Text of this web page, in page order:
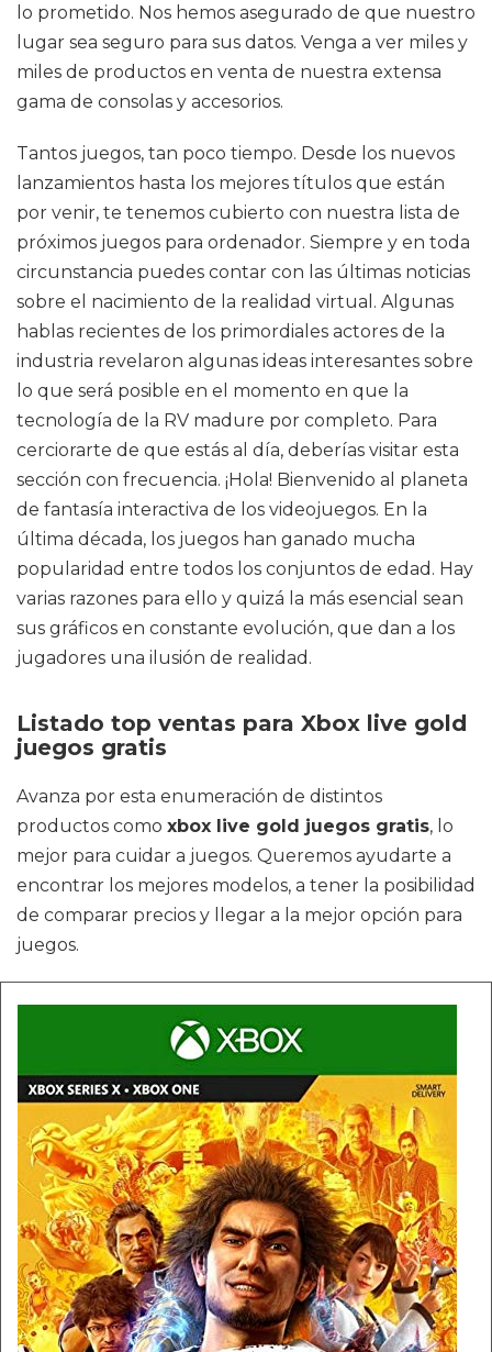
lo prometido. Nos hemos asegurado de que nuestro
lugar sea seguro para sus datos. Venga a ver miles y
miles de productos en venta de nuestra extensa
gama de consolas y accesorios.
Tantos juegos, tan poco tiempo. Desde los nuevos
lanzamientos hasta los mejores títulos que están
por venir, te tenemos cubierto con nuestra lista de
próximos juegos para ordenador. Siempre y en toda
circunstancia puedes contar con las últimas noticias
sobre el nacimiento de la realidad virtual. Algunas
hablas recientes de los primordiales actores de la
industria revelaron algunas ideas interesantes sobre
lo que será posible en el momento en que la
tecnología de la RV madure por completo. Para
cerciorarte de que estás al día, deberías visitar esta
sección con frecuencia. ¡Hola! Bienvenido al planeta
de fantasía interactiva de los videojuegos. En la
última década, los juegos han ganado mucha
popularidad entre todos los conjuntos de edad. Hay
varias razones para ello y quizá la más esencial sean
sus gráficos en constante evolución, que dan a los
jugadores una ilusión de realidad.
Listado top ventas para Xbox live gold
juegos gratis
Avanza por esta enumeración de distintos
productos como xbox live gold juegos gratis, lo
mejor para cuidar a juegos. Queremos ayudarte a
encontrar los mejores modelos, a tener la posibilidad
de comparar precios y llegar a la mejor opción para
juegos.